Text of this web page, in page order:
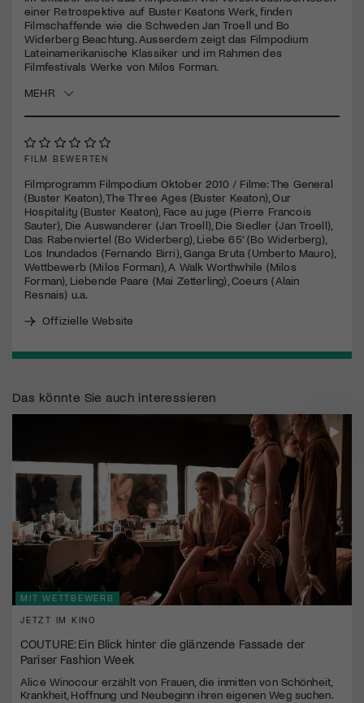
einer Retrospektive auf Buster Keatons Werk, finden
Filmschaffende wie die Schweden Jan Troell und Bo
Widerberg Beachtung. Ausserdem zeigt das Filmpodium
Lateinamerikanische Klassiker und im Rahmen des
Filmfestivals Werke von Milos Forman.
MEHR
FILM BEWERTEN
Filmprogramm Filmpodium Oktober 2010 / Filme: The General
(Buster Keaton), The Three Ages (Buster Keaton), Our
Hospitality (Buster Keaton), Face au juge (Pierre Francois
Sauter), Die Auswanderer (Jan Troell), Die Siedler (Jan Troell),
Das Rabenviertel (Bo Widerberg), Liebe 65’ (Bo Widerberg),
Los Inundados (Fernando Birri), Ganga Bruta (Umberto Mauro),
Wettbewerb (Milos Forman), A Walk Worthwhile (Milos
Forman), Liebende Paare (Mai Zetterling), Coeurs (Alain
Resnais) u.a.
Offizielle Website
Das könnte Sie auch interessieren
MIT WETTBEWERB
JETZT IM KINO
COUTURE: Ein Blick hinter die glänzende Fassade der
Pariser Fashion Week
Alice Winocour erzählt von Frauen, die inmitten von Schönheit,
Krankheit, Hoffnung und Neubeginn ihren eigenen Weg suchen.
Jetzt Mitglied werden